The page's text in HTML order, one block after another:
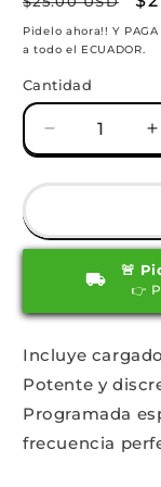
habitual
de
Pidelo ahora!! Y PAGA
a todo el ECUADOR.
Cantidad
Reducir
cantidad
para
Dream
recargable
🚨
👉
Incluye
Potente y
Programada
frecuencia